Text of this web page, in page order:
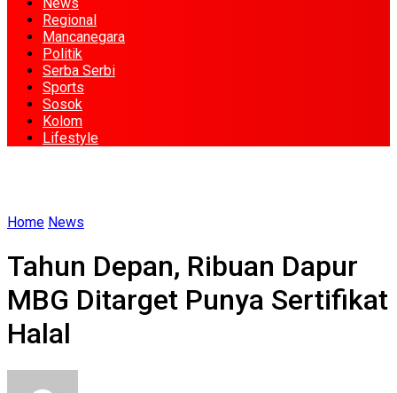
Regional
Mancanegara
Politik
Serba Serbi
Sports
Sosok
Kolom
Lifestyle
Home News
Tahun Depan, Ribuan Dapur
MBG Ditarget Punya Sertifikat
Halal